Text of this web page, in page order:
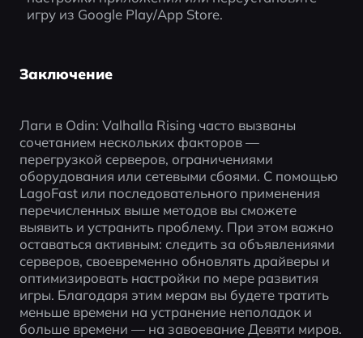
игру из Google Play/App Store.
Заключение
Лаги в Odin: Valhalla Rising часто вызваны
сочетанием нескольких факторов —
перегрузкой серверов, ограничениями
оборудования или сетевыми сбоями. С помощью
LagoFast или последовательного применения
перечисленных выше методов вы сможете
выявить и устранить проблему. При этом важно
оставаться активным: следить за объявлениями
серверов, своевременно обновлять драйверы и
оптимизировать настройки по мере развития
игры. Благодаря этим мерам вы будете тратить
меньше времени на устранение неполадок и
больше времени — на завоевание Девяти миров.